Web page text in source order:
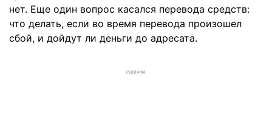
нет. Еще один вопрос касался перевода средств:
что делать, если во время перевода произошел
сбой, и дойдут ли деньги до адресата.
РЕКЛАМА